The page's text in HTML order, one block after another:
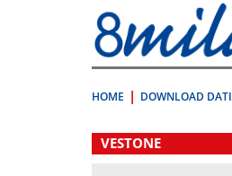
direttamente
a:
Contenuto
HOME DOWNLOAD DATI
.
VESTONE